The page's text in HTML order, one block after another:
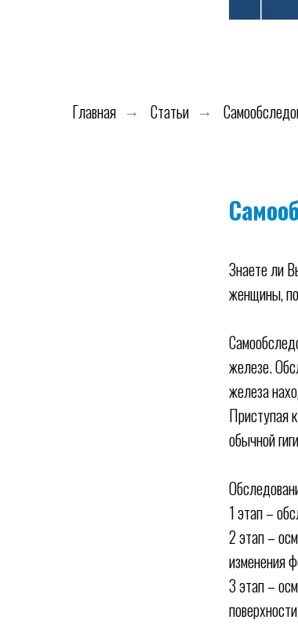
Главная → Статьи →
Знаете ли
женщины,
железе.
железа
Приступая
обычной
1 этап –
2 этап –
изменения
3 этап –